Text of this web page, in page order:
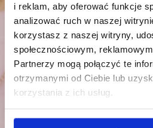
i reklam, aby oferować funkcje
analizować ruch w naszej
korzystasz z naszej witryny,
społecznościowym,
Partnerzy mogą połączyć te
otrzymanymi od Ciebie lub
korzystania z ich usług.